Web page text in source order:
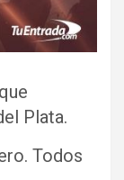
Plata.
Todos